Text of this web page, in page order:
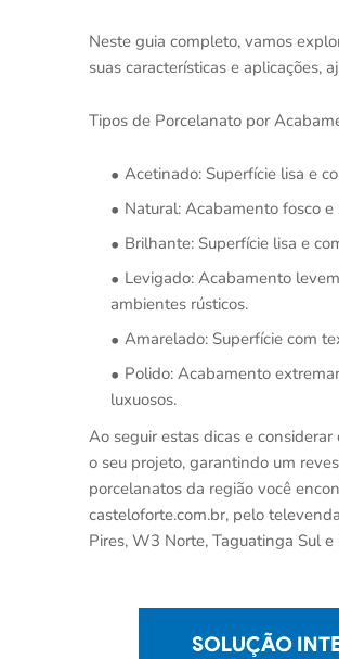
Neste guia completo, vamos
suas características e aplicações,
Tipos de Porcelanato por
Acetinado: Superfície lisa e
Natural: Acabamento fosco
Brilhante: Superfície lisa e
Levigado: Acabamento
ambientes rústicos.
Amarelado: Superfície com
Polido: Acabamento
luxuosos.
Ao seguir estas dicas e
o seu projeto, garantindo um
porcelanatos da região você
casteloforte.com.br, pelo
Pires, W3 Norte, Taguatinga Sul e